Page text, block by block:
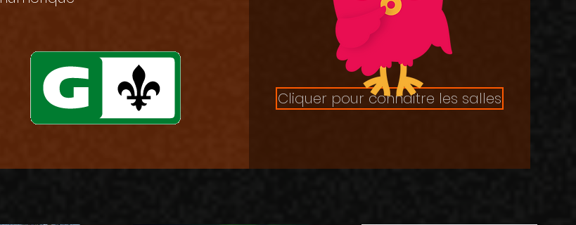
Cliquer pour connaitre les salles